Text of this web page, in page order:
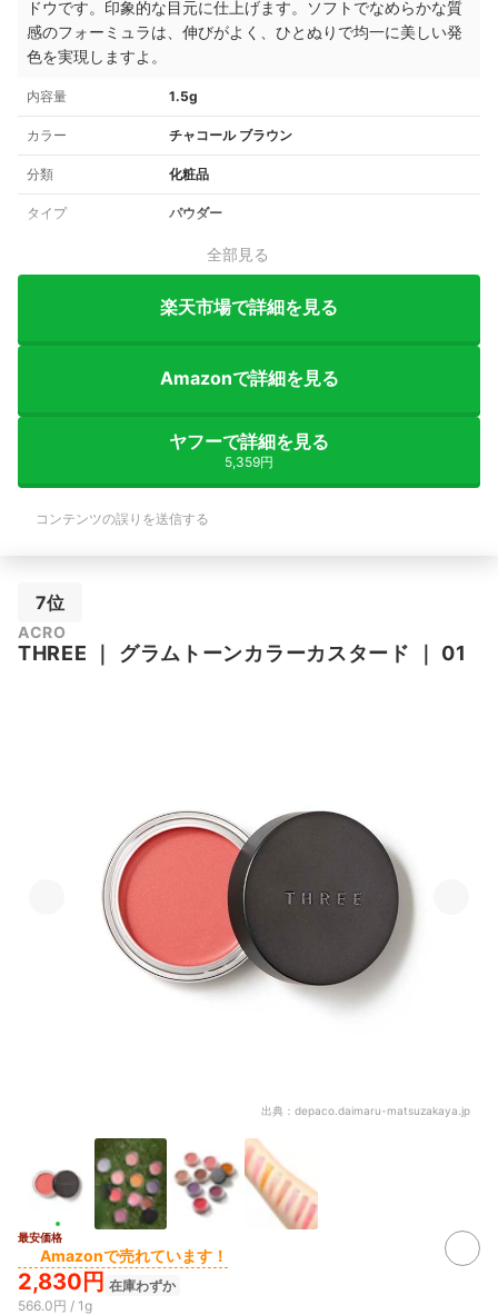
ドウです。印象的な目元に仕上げます。ソフトでなめらかな質
感のフォーミュラは、伸びがよく、ひとぬりで均一に美しい発
色を実現しますよ。
内容量 1.5g
カラー チャコール ブラウン
分類 化粧品
タイプ パウダー
全部見る
楽天市場で詳細を見る
Amazonで詳細を見る
ヤフーで詳細を見る
5,359円
コンテンツの誤りを送信する
7位
ACRO
THREE ｜ グラムトーンカラーカスタード ｜ 01
出典： depaco.daimaru-matsuzakaya.jp
最安価格
Amazonで売れています！
2,830円 在庫わずか
566.0円 / 1g